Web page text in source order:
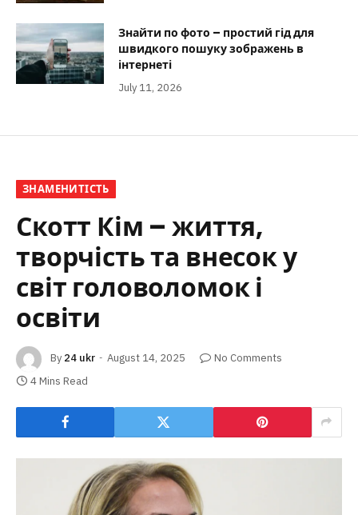
Знайти по фото – простий гід для
швидкого пошуку зображень в
інтернеті
July 11, 2026
ЗНАМЕНИТІСТЬ
Скотт Кім – життя,
творчість та внесок у
світ головоломок і
освіти
By 24 ukr August 14, 2025
No Comments
4 Mins Read